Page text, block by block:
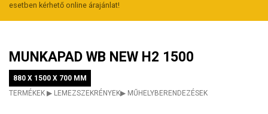
esetben kérhető online árajánlat!
MUNKAPAD WB NEW H2 1500
880 X 1500 X 700 MM
TERMÉKEK ▶ LEMEZSZEKRÉNYEK▶ MŰHELYBERENDEZÉSEK